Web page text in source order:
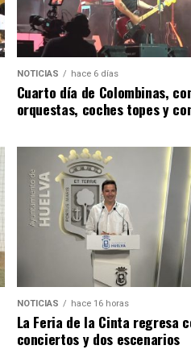
NOTICIAS hace 6 días
Cuarto día de Colombinas,
orquestas, coches topes y
NOTICIAS hace 16 horas
La Feria de la Cinta regresa
conciertos y dos escenarios